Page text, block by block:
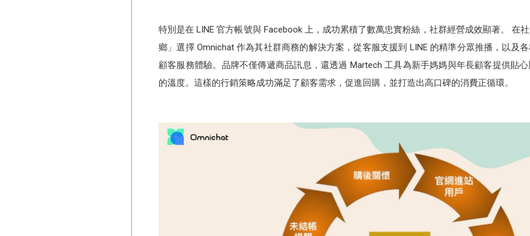
特別是在 LINE 官方帳號與 Facebook 上，成功累積了數萬忠實粉絲，社群經營成效顯著。 在
鄉」選擇 Omnichat 作為其社群商務的解決方案，從客服支援到 LINE 的精準分眾推播，以及
顧客服務體驗。品牌不僅傳遞商品訊息，還透過 Martech 工具為新手媽媽與年長顧客提供貼
的溫度。這樣的行銷策略成功滿足了顧客需求，促進回購，並打造出高口碑的消費正循環。